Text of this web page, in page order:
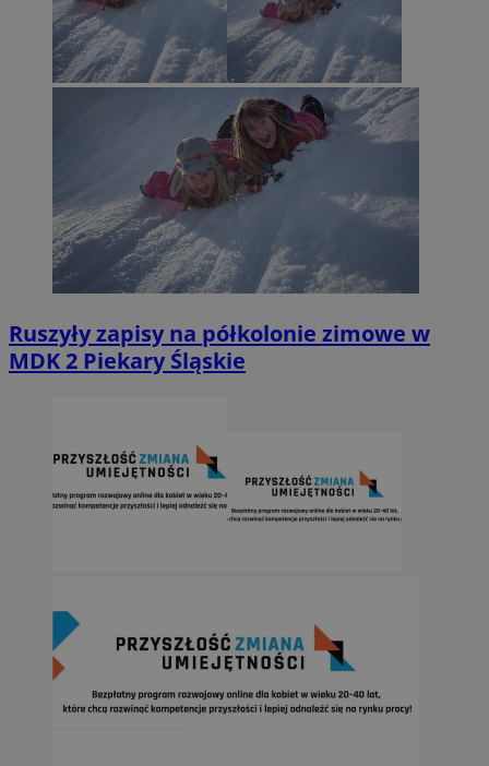
Ruszyły zapisy na półkolonie zimowe w
MDK 2 Piekary Śląskie